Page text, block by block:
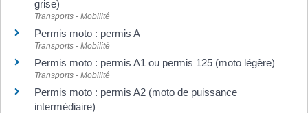
grise)
Transports - Mobilité
Permis moto : permis A
Transports - Mobilité
Permis moto : permis A1 ou permis 125 (moto légère)
Transports - Mobilité
Permis moto : permis A2 (moto de puissance
intermédiaire)